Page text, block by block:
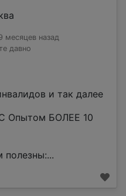
месяцев назад
давно
и так далее
Опытом БОЛЕЕ 10